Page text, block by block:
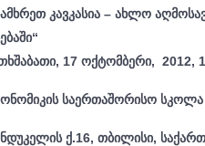
კავკასია – ახლო
17 ოქტომბერი, 2012,
საერთაშორისო
ქ.16, თბილისი,